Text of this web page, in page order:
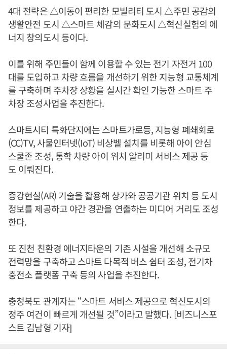
4대 전략은 △이동이 편리한 모빌리티 도시 △주민 공감의
생활안전 도시 △스마트 체감의 문화도시 △혁신실험의 에
너지 창의도시 등이다.
이를 위해 주민들이 함께 이용할 수 있는 전기 자전거 100
대를 도입하고 차량 흐름을 개선하기 위한 지능형 교통체계
를 구축하며 주차장 상황을 실시간 확인 가능한 스마트 주
차장 조성사업을 추진한다.
스마트시티 특화단지에는 스마트가로등, 지능형 폐쇄회로
(CC)TV, 사물인터넷(IoT) 비상벨 설치를 비롯해 아이 안심
스쿨존 조성, 통학 차량 아이 위치 알리미 서비스 제공 등
도 이뤄진다.
증강현실(AR) 기술을 활용해 상가와 공공기관 위치 등 도시
정보를 제공하고 야간 경관을 연출하는 미디어 거리도 조성
한다.
또 진천 친환경 에너지타운의 기존 시설을 개선해 소규모
전력망을 구축하고 스마트 다목적 버스 쉼터 조성, 전기차
충전소 플랫폼 구축 등의 사업을 추진한다.
충청북도 관계자는 “스마트 서비스 제공으로 혁신도시의
정주 여건이 빠르게 개선될 것”이라고 말했다. [비즈니스포
스트 김남형 기자]